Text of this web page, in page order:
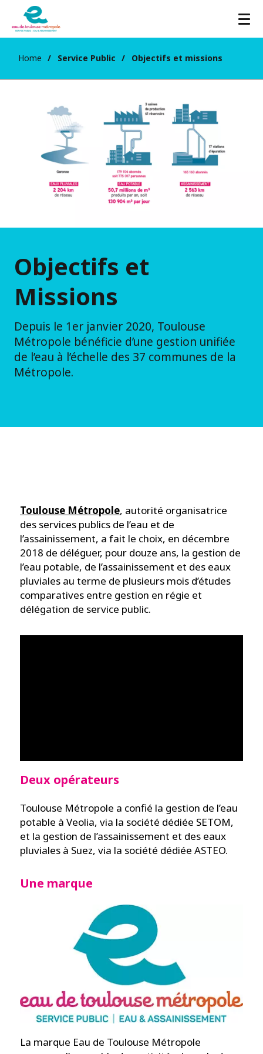
Home Service Public Objectifs et missions
Objectifs et
Missions
Depuis le 1er janvier 2020, Toulouse
Métropole bénéficie d’une gestion unifiée
de l’eau à l’échelle des 37 communes de la
Métropole.
Toulouse Métropole, autorité organisatrice
des services publics de l’eau et de
l’assainissement, a fait le choix, en décembre
2018 de déléguer, pour douze ans, la gestion de
l’eau potable, de l’assainissement et des eaux
pluviales au terme de plusieurs mois d’études
comparatives entre gestion en régie et
délégation de service public.
Deux opérateurs
Toulouse Métropole a confié la gestion de l’eau
potable à Veolia, via la société dédiée SETOM,
et la gestion de l’assainissement et des eaux
pluviales à Suez, via la société dédiée ASTEO.
Une marque
La marque Eau de Toulouse Métropole